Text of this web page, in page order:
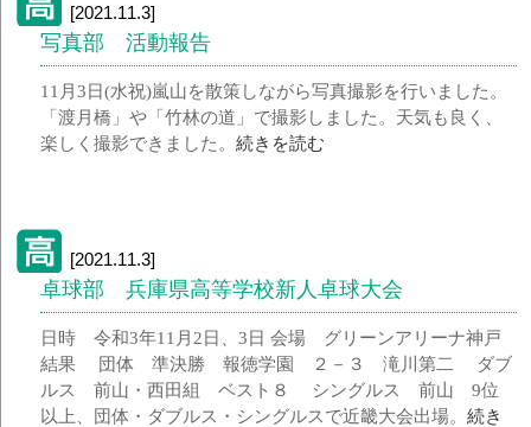
[2021.11.3]
写真部 活動報告
11月3日(水祝)嵐山を散策しながら写真撮影を行いました。
「渡月橋」や「竹林の道」で撮影しました。天気も良く、
楽しく撮影できました。続きを読む
[2021.11.3]
卓球部 兵庫県高等学校新人卓球大会
日時 令和3年11月2日、3日 会場 グリーンアリーナ神戸
結果 団体 準決勝 報徳学園 ２－３ 滝川第二 ダブ
ルス 前山・西田組 ベスト８ シングルス 前山 9位
以上、団体・ダブルス・シングルスで近畿大会出場。続き